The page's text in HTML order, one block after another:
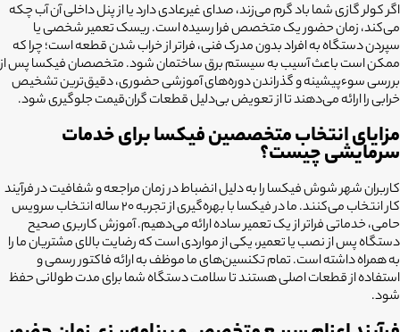
اگر کولر گازی شما باد گرم می‌زند، صدای غیرعادی دارد یا از پنل داخلی آن آب چکه
می‌کند، زمان حضور یک متخصص فرا رسیده است. ریسک تعمیر شخصی یا
سپردن دستگاه به افراد بدون مدرک فنی، فراتر از خراب شدن قطعه است؛ چرا که
ممکن است باعث آسیب به سیستم برق ساختمان شود. متخصصان فیکسا پس از
بررسی سوءپیشینه و گذراندن دوره‌های آموزشی حضوری، دقیق‌ترین تشخیص
خرابی را ارائه می‌دهند تا از تعویض بی‌دلیل قطعات گران‌قیمت جلوگیری شود.
مزایای انتخاب متخصصین فیکسا برای خدمات
سرمایشی چیست؟
کاربران شهر شوش فیکسا را به دلیل انضباط در زمان مراجعه و شفافیت در فرآیند
کار انتخاب می‌کنند. ما در فیکسا با بهره‌گیری از تجربه ۲۰ ساله انتخاب سرویس
حامی، خدماتی فراتر از یک تعمیر ساده ارائه می‌دهیم. آموزش کاربری صحیح
دستگاه پس از نصب یا تعمیر، یکی از مواردی است که رضایت بالای مشتریان ما را
به همراه داشته است. تمام تکنسین‌های ما موظف به ارائه فاکتور رسمی و
استفاده از قطعات اصلی هستند تا سلامت دستگاه شما برای مدت طولانی حفظ
شود.